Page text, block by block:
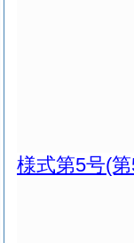
様式第5号(